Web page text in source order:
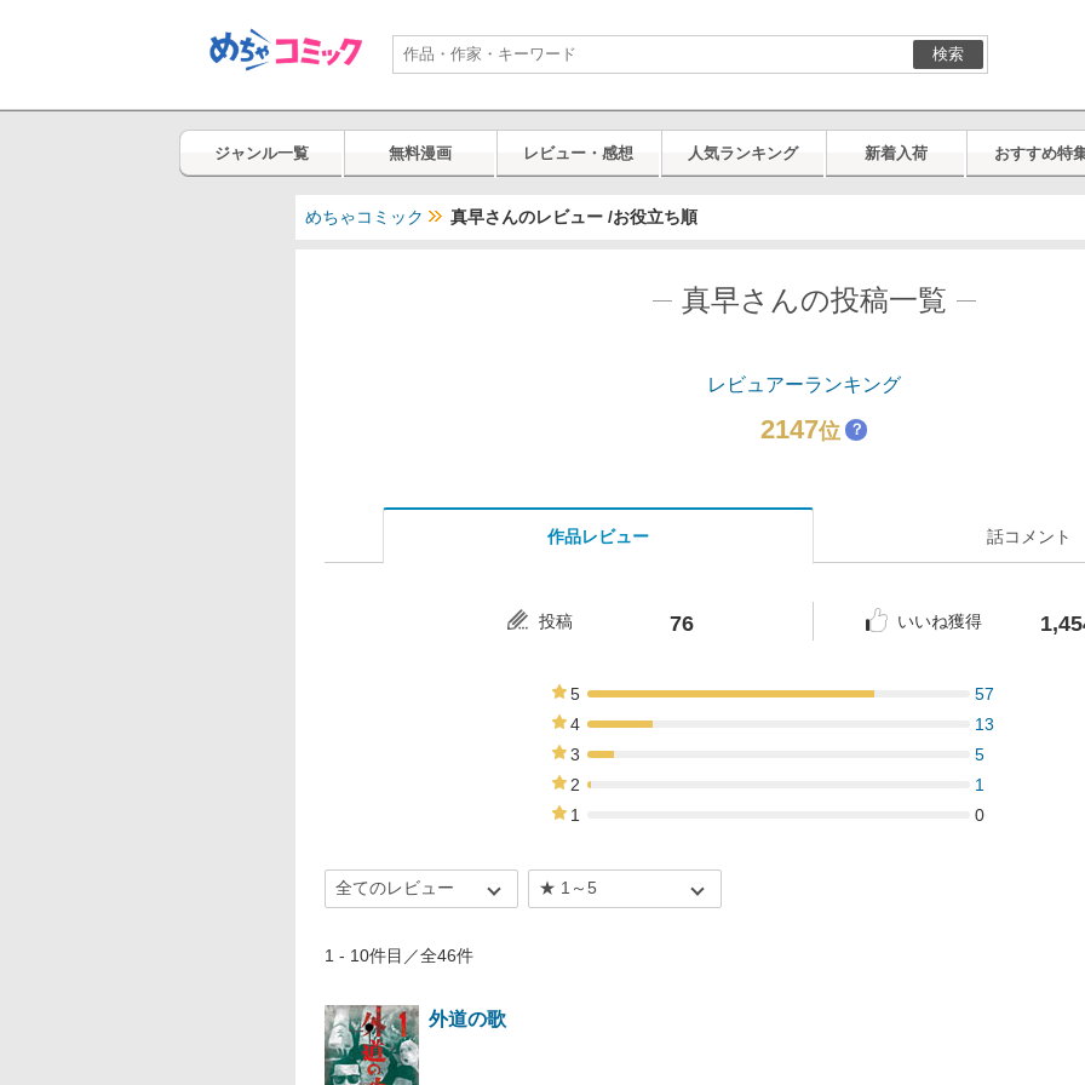
検索
ジャンル一覧 無料漫画 レビュー・感想 人気ランキング 新着入荷 おすすめ特
めちゃコミック 真早さんのレビュー /お役立ち順
真早さんの投稿一覧
レビュアーランキング
2147位 ？
作品レビュー 話コメント
投稿 76 いいね獲得
5
57
4
13
3
5
2
1
1
0
1 - 10件目／全46件
外道の歌